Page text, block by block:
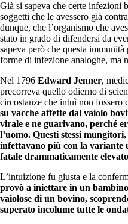
Già si sapeva che certe infezioni
soggetti che le avessero già
dunque, che l’organismo che
stato in grado di difendersi da
sapeva però che questa
forme di infezione analoghe, ma
Nel 1796 Edward Jenner,
precorreva quello odierno di
circostanze che intuì non fossero
su vacche affette dal vaiolo
virale e ne guarivano, perché
l’uomo. Questi stessi
infettavano più con la variante
fatale drammaticamente elevato
L’intuizione fu giusta e la
provò a iniettare in un
vaiolose di un bovino,
superato incolume tutte le